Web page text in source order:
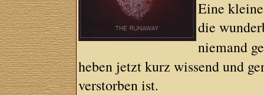
Eine
die
niemand
heben jetzt kurz wissend und
verstorben ist.